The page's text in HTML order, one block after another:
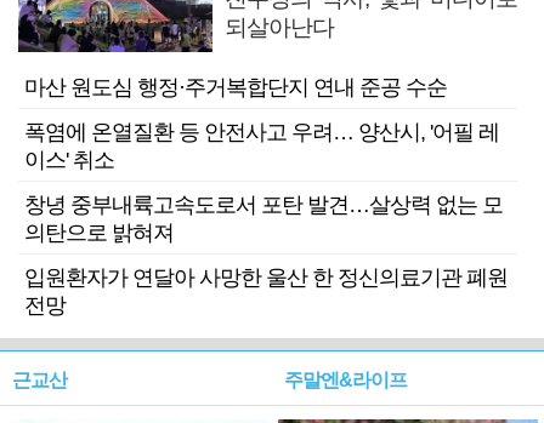
되살아난다
마산 원도심 행정·주거복합단지 연내 준공 수순
폭염에 온열질환 등 안전사고 우려… 양산시, '어필 레
이스' 취소
창녕 중부내륙고속도로서 포탄 발견…살상력 없는 모
의탄으로 밝혀져
입원환자가 연달아 사망한 울산 한 정신의료기관 폐원
전망
근교산 주말엔&라이프